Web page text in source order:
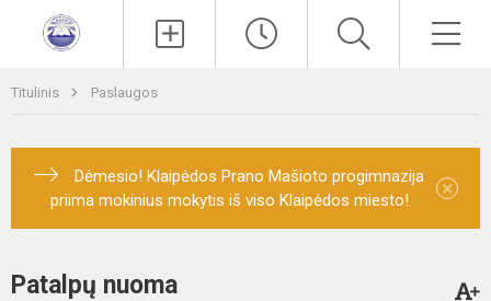
Titulinis Paslaugos
Dėmesio! Klaipėdos Prano Mašioto progimnazija
priima mokinius mokytis iš viso Klaipėdos miesto!
×
Patalpų nuoma